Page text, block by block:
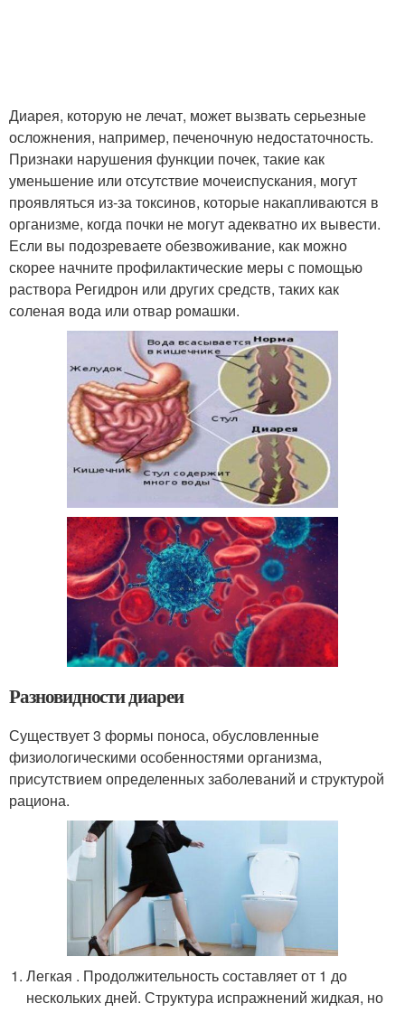
Диарея, которую не лечат, может вызвать серьезные
осложнения, например, печеночную недостаточность.
Признаки нарушения функции почек, такие как
уменьшение или отсутствие мочеиспускания, могут
проявляться из-за токсинов, которые накапливаются в
организме, когда почки не могут адекватно их вывести.
Если вы подозреваете обезвоживание, как можно
скорее начните профилактические меры с помощью
раствора Регидрон или других средств, таких как
соленая вода или отвар ромашки.
Разновидности диареи
Существует 3 формы поноса, обусловленные
физиологическими особенностями организма,
присутствием определенных заболеваний и структурой
рациона.
Легкая . Продолжительность составляет от 1 до
нескольких дней. Структура испражнений жидкая, но